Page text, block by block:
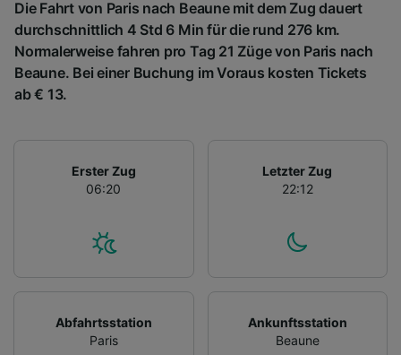
Die Fahrt von Paris nach Beaune mit dem Zug dauert
durchschnittlich 4 Std 6 Min für die rund 276 km.
Normalerweise fahren pro Tag 21 Züge von Paris nach
Beaune. Bei einer Buchung im Voraus kosten Tickets
ab € 13.
Erster Zug
06:20
Letzter Zug
22:12
Abfahrtsstation
Paris
Ankunftsstation
Beaune